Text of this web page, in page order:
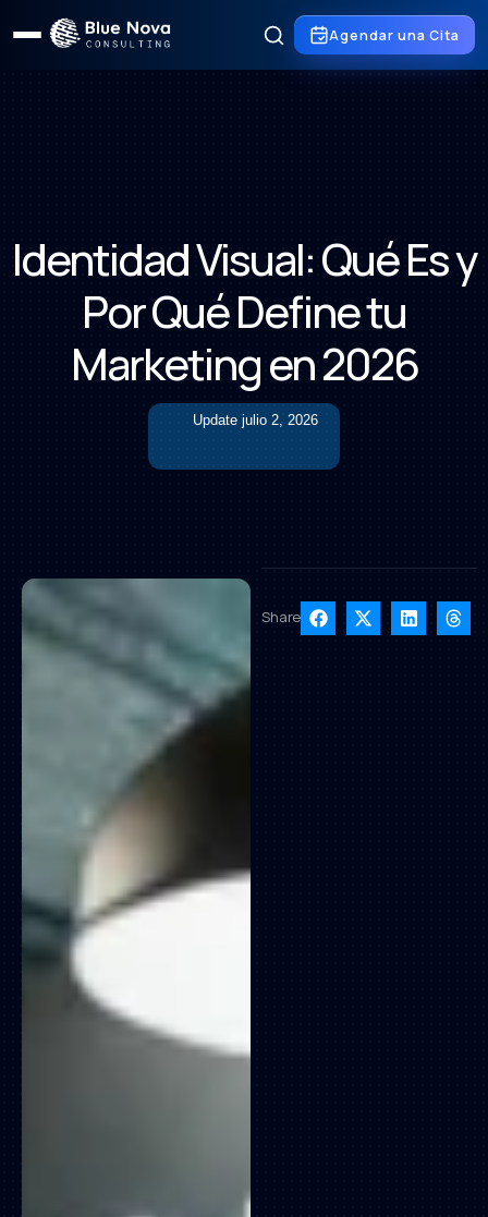
Agendar una Cita
Identidad Visual: Qué Es y
Por Qué Define tu
Marketing en 2026
Update julio 2, 2026
Share